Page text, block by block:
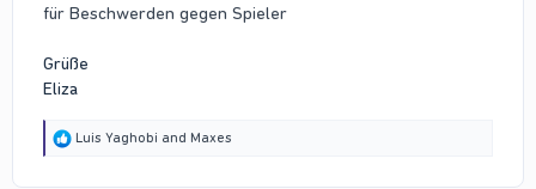
für Beschwerden gegen Spieler
Grüße
Eliza
RLuis Yaghobi and Maxes